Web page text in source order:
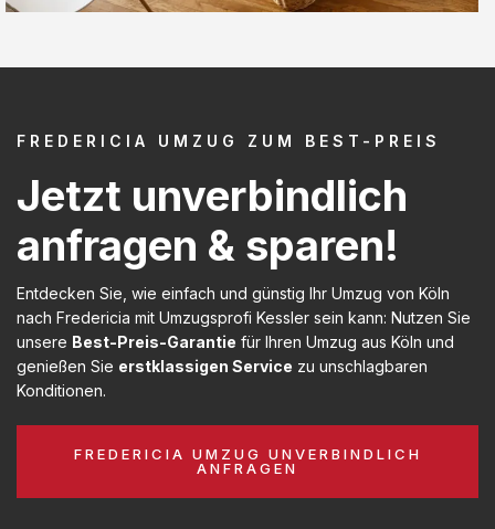
FREDERICIA UMZUG ZUM BEST-PREIS
Jetzt unverbindlich
anfragen & sparen!
Entdecken Sie, wie einfach und günstig Ihr Umzug von Köln
nach Fredericia mit Umzugsprofi Kessler sein kann: Nutzen Sie
unsere Best-Preis-Garantie für Ihren Umzug aus Köln und
genießen Sie erstklassigen Service zu unschlagbaren
Konditionen.
FREDERICIA UMZUG UNVERBINDLICH
ANFRAGEN